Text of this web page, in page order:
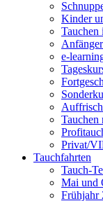
Kinder
Tauchen
e-
Tauchen
Privat/
Tauchfahrten
Tauch-
Mai und
Frühjahr